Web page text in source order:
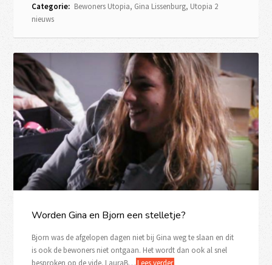
Categorie: Bewoners Utopia, Gina Lissenburg, Utopia 2
nieuws
Worden Gina en Bjorn een stelletje?
Bjorn was de afgelopen dagen niet bij Gina weg te slaan en dit
is ook de bewoners niet ontgaan. Het wordt dan ook al snel